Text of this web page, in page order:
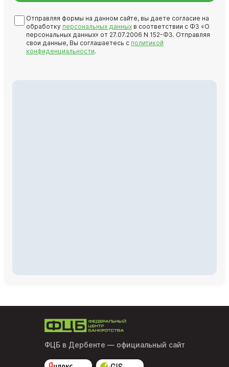
Отправляя формы на данном сайте, вы даете согласие на
обработку персональных данных в соответствии с ФЗ «О
персональных данных» от 27.07.2006 N 152-ФЗ. Отправляя
свои данные, Вы соглашаетесь с политикой
конфиденциальности.
ФЦБ в Дербенте — официальный сайт